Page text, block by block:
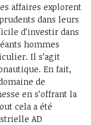
affaires explorent
dans leurs
d’investir dans
hommes
Il s’agit
En fait,
de
en s’offrant la
cela a été
AD